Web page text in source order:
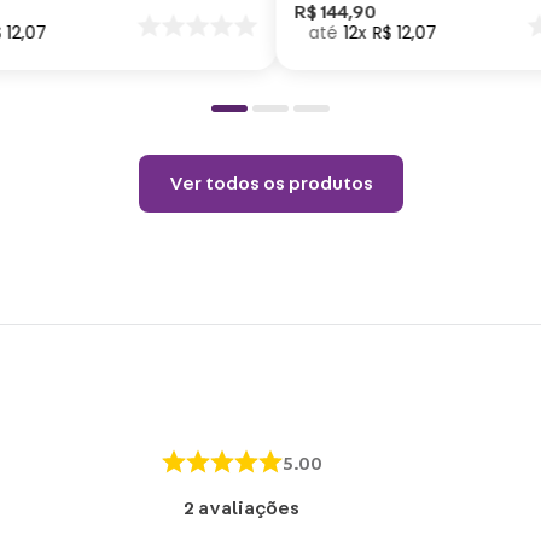
12,07
R$ 144,90
12 R$ 12,07
Ver todos os produtos
5.00
2 avaliações